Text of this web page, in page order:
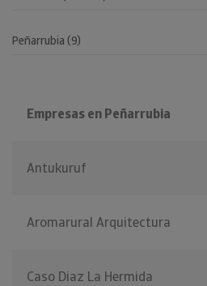
Empresas en Peñarrubia
Antukuruf
Aromarural Arquitectura
Caso Diaz La Hermida